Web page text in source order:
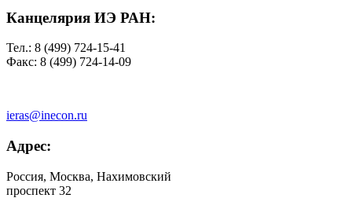
Канцелярия ИЭ РАН:
Тел.: 8 (499) 724-15-41
Факс: 8 (499) 724-14-09
ieras@inecon.ru
Адрес:
Россия, Москва, Нахимовский
проспект 32